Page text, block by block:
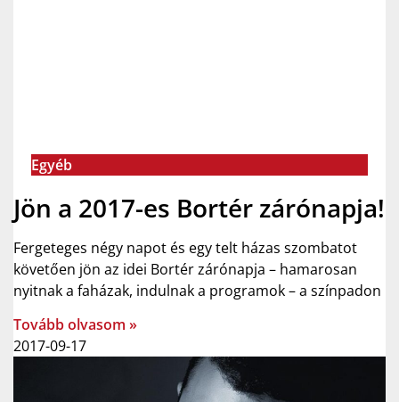
Egyéb
Jön a 2017-es Bortér zárónapja!
Fergeteges négy napot és egy telt házas szombatot
követően jön az idei Bortér zárónapja – hamarosan
nyitnak a faházak, indulnak a programok – a színpadon
Tovább olvasom »
2017-09-17